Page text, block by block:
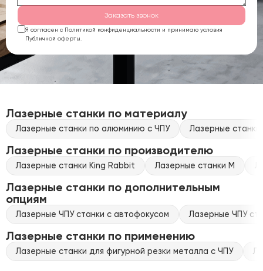
Заказать звонок
Я согласен с Политикой конфиденциальности и принимаю условия
Публичной оферты.
Лазерные станки по материалу
Лазерные станки по алюминию с ЧПУ Лазерные
Лазерные станки по производителю
Лазерные станки King Rabbit Лазерные станки M
Лазерные станки по дополнительным
опциям
Лазерные ЧПУ станки с автофокусом Лазерные ЧПУ
Лазерные станки по применению
Лазерные станки для фигурной резки металла с ЧПУ